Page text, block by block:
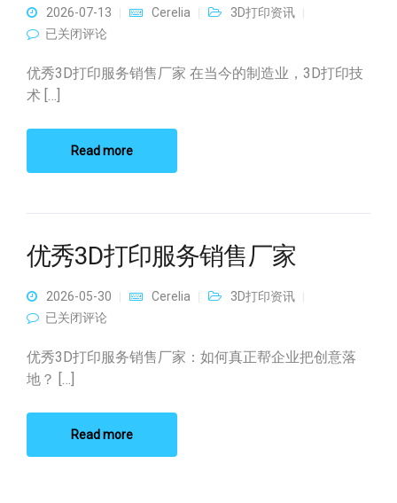
2026-07-13 Cerelia
3D打印资讯
优秀3D打印服务销售厂家
已关闭评论
优秀3D打印服务销售厂家 在当今的制造业，3D打印技
术 […]
Read more
优秀3D打印服务销售厂家
2026-05-30 Cerelia
3D打印资讯
优秀3D打印服务销售厂家
已关闭评论
优秀3D打印服务销售厂家：如何真正帮企业把创意落
地？ […]
Read more